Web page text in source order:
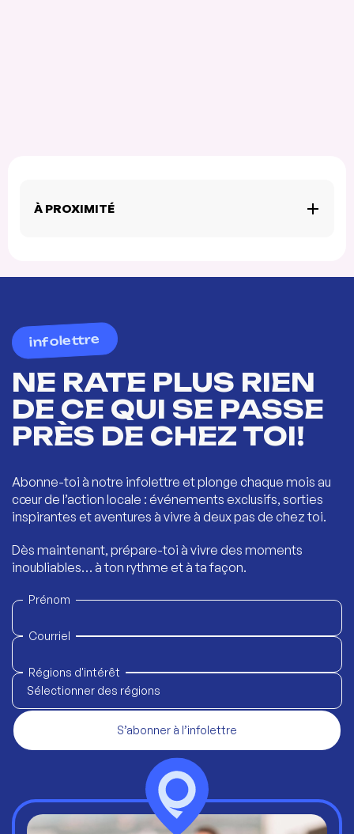
À PROXIMITÉ
infolettre
NE RATE PLUS RIEN
DE CE QUI SE PASSE
PRÈS DE CHEZ TOI!
Abonne-toi à notre infolettre et plonge chaque mois au
cœur de l’action locale : événements exclusifs, sorties
inspirantes et aventures à vivre à deux pas de chez toi.
Dès maintenant, prépare-toi à vivre des moments
inoubliables… à ton rythme et à ta façon.
Prénom
Courriel
Régions d'intérêt
Sélectionner des régions
S’abonner à l’infolettre